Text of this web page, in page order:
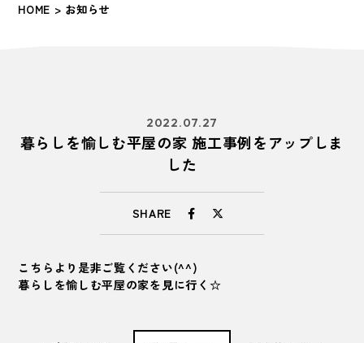
HOME > お知らせ
2022.07.27
暮らしを愉しむ平屋の家 施工事例をアップしま
した
SHARE
こちらより是非ご覧ください(^^)
暮らしを愉しむ平屋の家を見に行く☆